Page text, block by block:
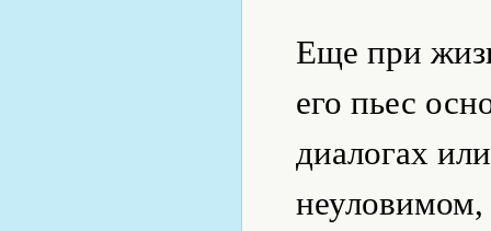
Еще при
его пьес
диалогах
неуловимом,